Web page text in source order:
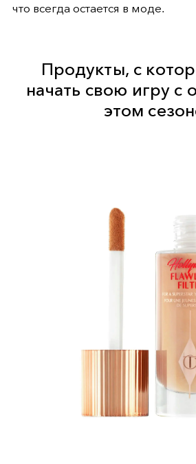
что всегда остается в моде.
Продукты, с
начать свою игру с
этом